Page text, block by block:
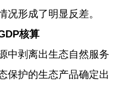
况形成了明显反差。
核算
中剥离出生态自然服务
保护的生态产品确定出